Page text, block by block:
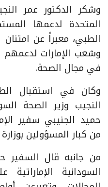
وشكر الدكتور عمر
المتحدة لدعمها
الطبي، معبراً عن
وشعب الإمارات لدعمهم
في مجال الصحة.
وكان في استقبال
النجيب وزير الصحة
حميد الجنيبي سفير
من كبار المسؤولين
من جانبه قال السفير
السودانية